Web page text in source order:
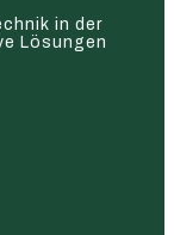
in der
Lösungen